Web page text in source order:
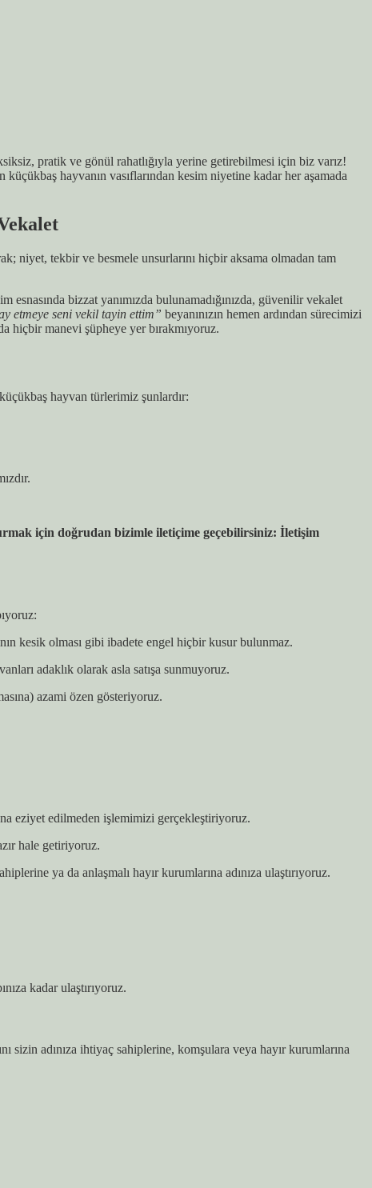
pratik ve gönül rahatlığıyla yerine getirebilmesi için biz varız!
hayvanın vasıflarından kesim niyetine kadar her aşamada
niyet, tekbir ve besmele unsurlarını hiçbir aksama olmadan tam
bizzat yanımızda bulunamadığınızda, güvenilir vekalet
etmeye seni vekil tayin ettim” beyanınızın hemen ardından sürecimizi
hiçbir manevi şüpheye yer bırakmıyoruz.
hayvan türlerimiz şunlardır:
için doğrudan bizimle iletiçime geçebilirsiniz: İletişim
kesik olması gibi ibadete engel hiçbir kusur bulunmaz.
adaklık olarak asla satışa sunmuyoruz.
azami özen gösteriyoruz.
eziyet edilmeden işlemimizi gerçekleştiriyoruz.
hale getiriyoruz.
ya da anlaşmalı hayır kurumlarına adınıza ulaştırıyoruz.
kadar ulaştırıyoruz.
sizin adınıza ihtiyaç sahiplerine, komşulara veya hayır kurumlarına